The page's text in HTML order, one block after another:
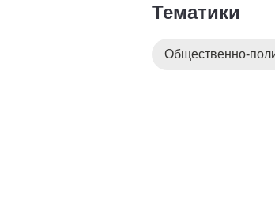
Тематики
Общественно-